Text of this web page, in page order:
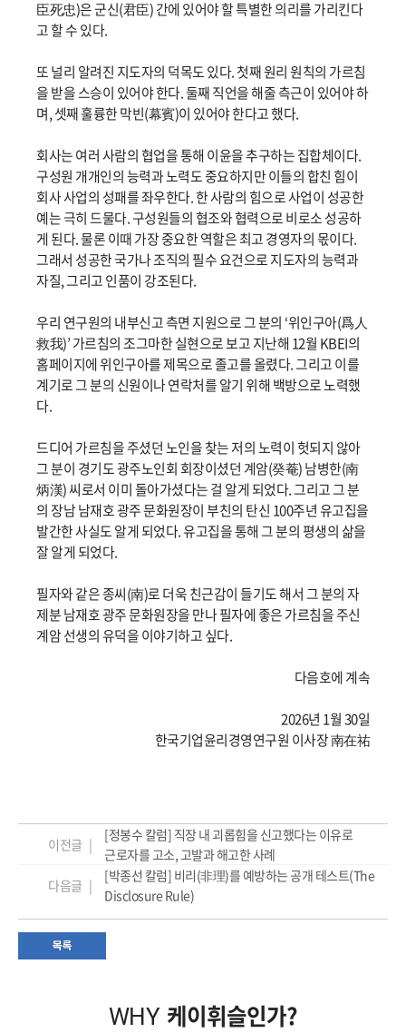
臣死忠)은 군신(君臣) 간에 있어야 할 특별한 의리를 가리킨다
고 할 수 있다.
또 널리 알려진 지도자의 덕목도 있다. 첫째 원리 원칙의 가르침
을 받을 스승이 있어야 한다. 둘째 직언을 해줄 측근이 있어야 하
며, 셋째 훌륭한 막빈(幕賓)이 있어야 한다고 했다.
회사는 여러 사람의 협업을 통해 이윤을 추구하는 집합체이다.
구성원 개개인의 능력과 노력도 중요하지만 이들의 합친 힘이
회사 사업의 성패를 좌우한다. 한 사람의 힘으로 사업이 성공한
예는 극히 드물다. 구성원들의 협조와 협력으로 비로소 성공하
게 된다. 물론 이때 가장 중요한 역할은 최고 경영자의 몫이다.
그래서 성공한 국가나 조직의 필수 요건으로 지도자의 능력과
자질, 그리고 인품이 강조된다.
우리 연구원의 내부신고 측면 지원으로 그 분의 ‘위인구아(爲人
救我)’ 가르침의 조그마한 실현으로 보고 지난해 12월 KBEI의
홈페이지에 위인구아를 제목으로 졸고를 올렸다. 그리고 이를
계기로 그 분의 신원이나 연락처를 알기 위해 백방으로 노력했
다.
드디어 가르침을 주셨던 노인을 찾는 저의 노력이 헛되지 않아
그 분이 경기도 광주노인회 회장이셨던 계암(癸菴) 남병한(南
炳漢) 씨로서 이미 돌아가셨다는 걸 알게 되었다. 그리고 그 분
의 장남 남재호 광주 문화원장이 부친의 탄신 100주년 유고집을
발간한 사실도 알게 되었다. 유고집을 통해 그 분의 평생의 삶을
잘 알게 되었다.
필자와 같은 종씨(南)로 더욱 친근감이 들기도 해서 그 분의 자
제분 남재호 광주 문화원장을 만나 필자에 좋은 가르침을 주신
계암 선생의 유덕을 이야기하고 싶다.
다음호에 계속
2026년 1월 30일
한국기업윤리경영연구원 이사장 南在祐
이전글 |
[정봉수 칼럼] 직장 내 괴롭힘을 신고했다는 이유로
근로자를 고소, 고발과 해고한 사례
다음글 |
[박종선 칼럼] 비리(非理)를 예방하는 공개 테스트(The
Disclosure Rule)
WHY 케이휘슬인가?